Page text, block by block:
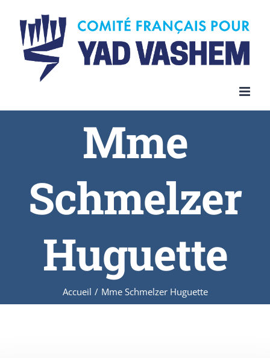
content
Mme
Schmelzer
Huguette
Accueil / Mme Schmelzer Huguette